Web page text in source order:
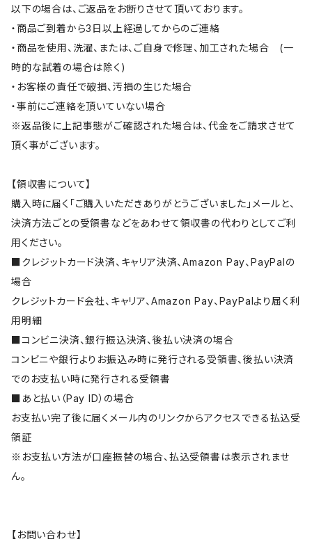
以下の場合は、ご返品をお断りさせて頂いております。
・商品ご到着から3日以上経過してからのご連絡
・商品を使用、洗濯、または、ご自身で修理、加工された場合 (一
時的な試着の場合は除く)
・お客様の責任で破損、汚損の生じた場合
・事前にご連絡を頂いていない場合
※返品後に上記事態がご確認された場合は、代金をご請求させて
頂く事がございます。
【領収書について】
購入時に届く「ご購入いただきありがとうございました」メールと、
決済方法ごとの受領書などをあわせて領収書の代わりとしてご利
用ください。
■クレジットカード決済、キャリア決済、Amazon Pay、PayPalの
場合
クレジットカード会社、キャリア、Amazon Pay、PayPalより届く利
用明細
■コンビニ決済、銀行振込決済、後払い決済の場合
コンビニや銀行よりお振込み時に発行される受領書、後払い決済
でのお支払い時に発行される受領書
■あと払い（Pay ID）の場合
お支払い完了後に届くメール内のリンクからアクセスできる払込受
領証
※お支払い方法が口座振替の場合、払込受領書は表示されませ
ん。
【お問い合わせ】